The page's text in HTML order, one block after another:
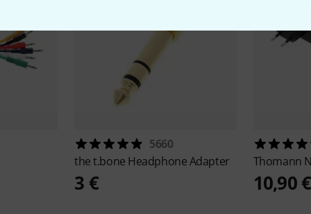
5660
the t.bone Headphone Adapter
3 €
Thomann
10,90 €